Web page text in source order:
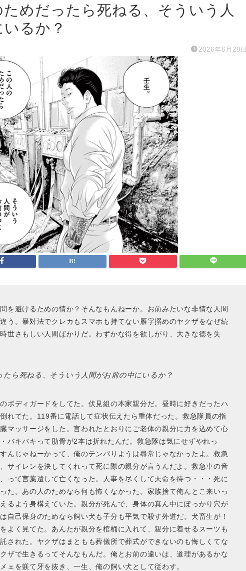
めだったら死ねる、そういう人
るか？
2026年6月29日
を避けるための情か？そんなもんねーか。お前みたいな非情な人間
う。暴対法でクレカもスマホも持てない雁字搦めのヤクザをなぜ続
世さもしい人間ばかりだ。わずかな得を欲しがり、大きな徳を失
たら死ねる、そういう人間がお前の中にいるか？
ボディガードをしてた。伏見組の本家親分だ。昼時に好きだったハ
れてた。119番に電話して症状伝えたら重体だった。救急隊員の指
マッサージをした。言われたとおりにご老体の親分に力を込めて心
バキバキって肋骨が2本は折れたんだ。救急隊は気にせずやれっ
んじゃねーかって、俺のテンパりようは尋常じゃなかったよ。救急
サイレンを決してくれって死に際の親分が言うんだよ。救急車の音
って言葉遺して亡くなった。人事を尽くして天命を待つ・・・死に
た。あの人のためなら何も怖くなかった。家族捨て俺んとこ来いっ
るよう身構えていた。親分が死んで、身体の真ん中にぽっかり穴が
自己保身のためなら飼い犬も子分も平気で殺す外道だ。犬畜生が！
よく見てた。あんたが親分を棺桶に入れて、親分に着せるスーツも
された。ヤクザはまともも葬儀所で葬式ができないのも悔しくてな
ザで生きるってそんなもんだ。俺とお前の違いは、道理があるかな
ェを躾て牙を抜き、一生、俺の飼い犬として従わす。